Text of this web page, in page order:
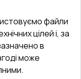
1 камерна
файли
цілей і, за
в
може